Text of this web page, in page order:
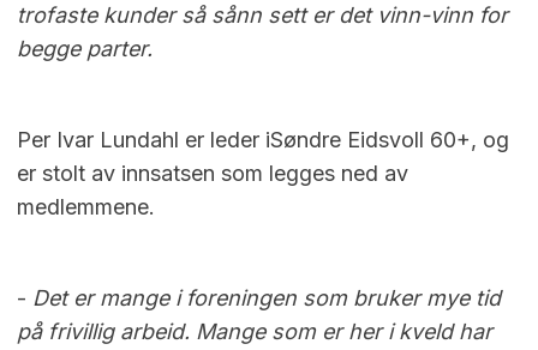
trofaste kunder så sånn sett er det vinn-vinn for
begge parter.
Per Ivar Lundahl er leder iSøndre Eidsvoll 60+, og
er stolt av innsatsen som legges ned av
medlemmene.
- Det er mange i foreningen som bruker mye tid
på frivillig arbeid. Mange som er her i kveld har